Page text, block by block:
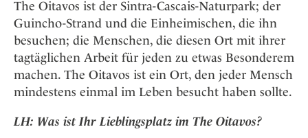
The Oitavos ist der Sintra-Cascais-Naturpark; der
Guincho-Strand und die Einheimischen, die ihn
besuchen; die Menschen, die diesen Ort mit ihrer
tagtäglichen Arbeit für jeden zu etwas Besonderem
machen. The Oitavos ist ein Ort, den jeder Mensch
mindestens einmal im Leben besucht haben sollte.
LH: Was ist Ihr Lieblingsplatz im The Oitavos?